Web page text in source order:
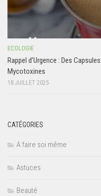
ECOLOGIE
Rappel d’Urgence : Des
Mycotoxines
18 JUILLET 2025
CATÉGORIES
A faire soi même
Astuces
Beauté